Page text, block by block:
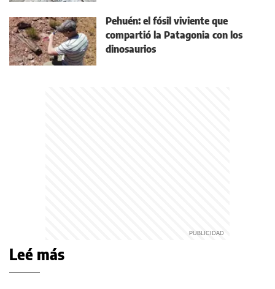
Pehuén: el fósil viviente que
compartió la Patagonia con los
dinosaurios
Leé más